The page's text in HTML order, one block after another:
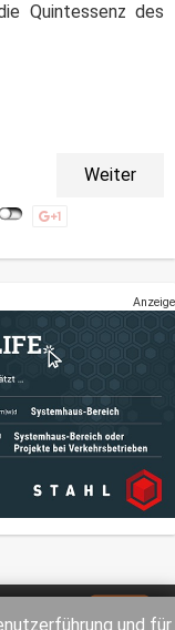
und für
Quintessenz des
Weiter
Anzeige